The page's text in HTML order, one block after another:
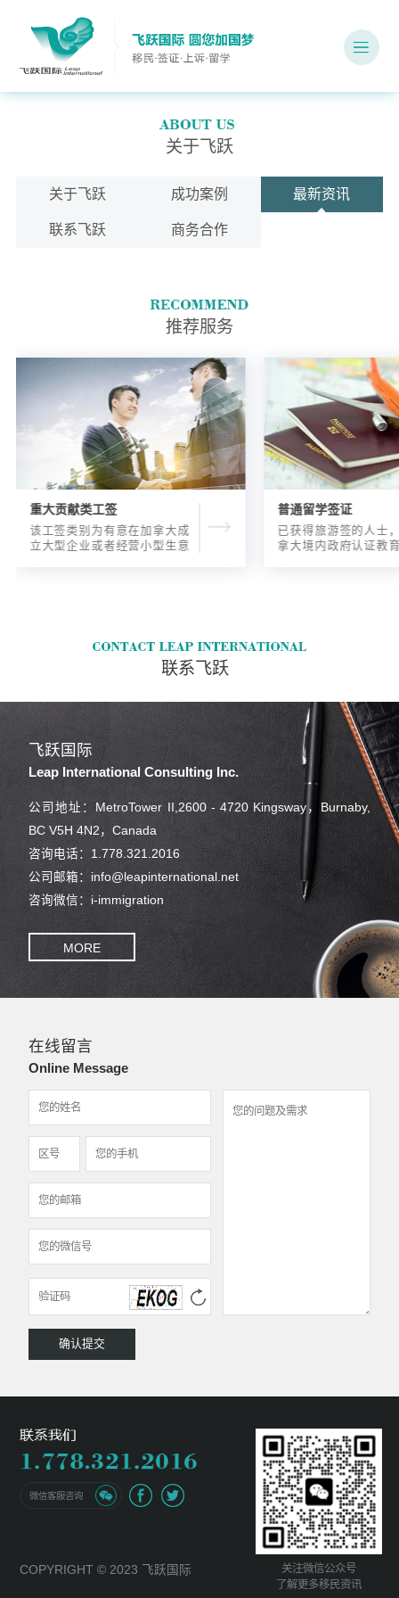
关于飞跃
关于飞跃 成功案例 最新资讯
联系飞跃 商务合作
推荐服务
重大贡献类工签
该工签类别为有意在加拿大成
立大型企业或者经营小型生意
普通留学签证
已获得旅游签的人士
拿大境内政府认证教
联系飞跃
飞跃国际
Leap International Consulting Inc.
公司地址：MetroTower II,2600 - 4720 Kingsway，Burnaby,
BC V5H 4N2，Canada
咨询电话：1.778.321.2016
公司邮箱：info@leapinternational.net
咨询微信：i-immigration
MORE
在线留言
Online Message
微信客服咨询
COPYRIGHT © 2023 飞跃国际
关注微信公众号
了解更多移民资讯